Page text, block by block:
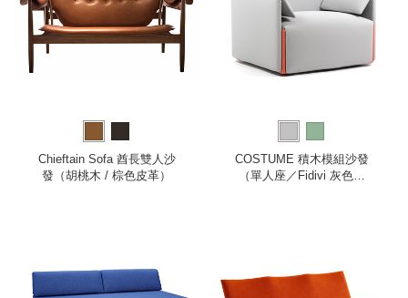
Chieftain Sofa 酋長雙人沙
發（胡桃木 / 棕色皮革）
COSTUME 積木模組沙發
（單人座／Fidivi 灰色布